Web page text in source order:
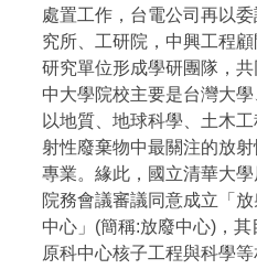
處置工作，台電公司再以
究所、工研院，中興工程
研究單位形成學研團隊，
中大學院校主要是台灣大
以地質、地球科學、土木
射性廢棄物中最關注的放
專業。緣此，國立清華大
院務會議審議同意成立「
中心」(簡稱:放廢中心)，
原科中心核子工程與科學